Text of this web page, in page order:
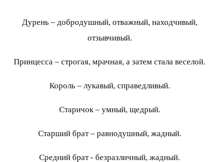
Дурень – добродушный, отважный, находчивый,
отзывчивый.
Принцесса – строгая, мрачная, а затем стала веселой.
Король – лукавый, справедливый.
Старичок – умный, щедрый.
Старший брат – равнодушный, жадный.
Средний брат - безразличный, жадный.